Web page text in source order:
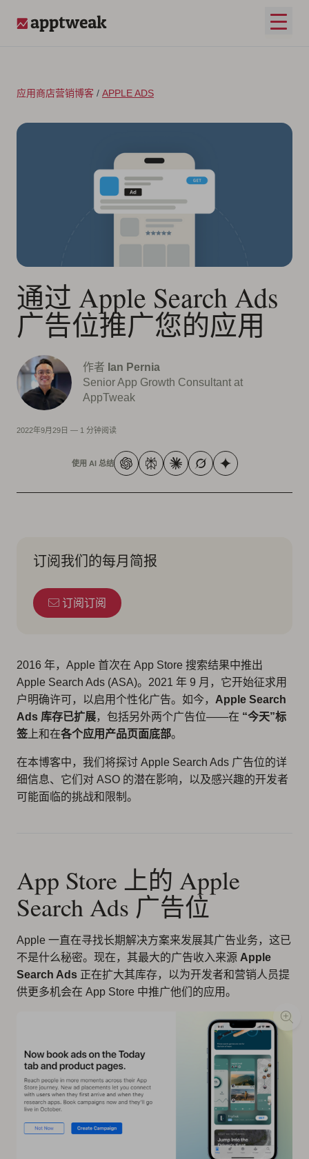
打开
应用商店营销博客 / APPLE ADS
通过 Apple Search Ads
广告位推广您的应用
作者 Ian Pernia
Senior App Growth Consultant at
AppTweak
2022年9月29日 — 1 分钟阅读
使用 AI 总结
订阅我们的每月简报
订阅订阅
2016 年，Apple 首次在 App Store 搜索结果中推出
Apple Search Ads (ASA)。2021 年 9 月，它开始征求用
户明确许可，以启用个性化广告。如今， Apple Search
Ads 库存已扩展，包括另外两个广告位——在 “今天”标
签 上和在各个应用产品页面底部。
在本博客中，我们将探讨 Apple Search Ads 广告位的详
细信息、它们对 ASO 的潜在影响，以及感兴趣的开发者
可能面临的挑战和限制。
App Store 上的 Apple
Search Ads 广告位
Apple 一直在寻找长期解决方案来发展其广告业务，这已
不是什么秘密。现在，其最大的广告收入来源 Apple
Search Ads 正在扩大其库存，以为开发者和营销人员提
供更多机会在 App Store 中推广他们的应用。